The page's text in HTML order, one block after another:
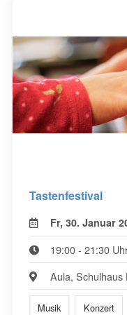
Tastenfestival
Fr, 30. Januar
19:00 - 21:30
Aula, Schulhaus
Musik Konzert